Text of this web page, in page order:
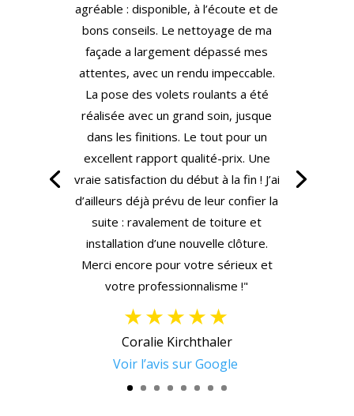
agréable : disponible, à l’écoute et de
bons conseils. Le nettoyage de ma
façade a largement dépassé mes
attentes, avec un rendu impeccable.
La pose des volets roulants a été
réalisée avec un grand soin, jusque
dans les finitions. Le tout pour un
excellent rapport qualité-prix. Une
vraie satisfaction du début à la fin ! J’ai
d’ailleurs déjà prévu de leur confier la
suite : ravalement de toiture et
installation d’une nouvelle clôture.
Merci encore pour votre sérieux et
votre professionnalisme !"
★★★★★
Coralie Kirchthaler
Voir l’avis sur Google